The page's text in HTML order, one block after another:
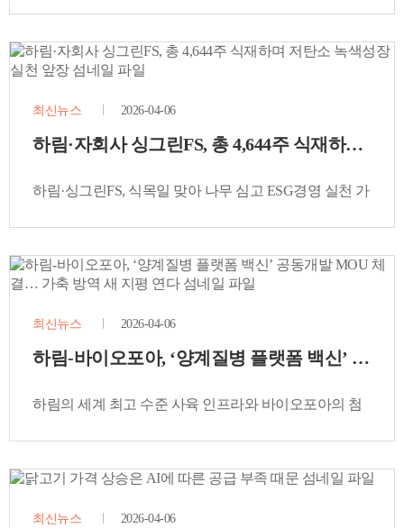
최신뉴스 2026-04-06
하림·자회사 싱그린FS, 총 4,644주 식재하며 저
하림·싱그린FS, 식목일 맞아 나무 심고 ESG경영 실천 가
최신뉴스 2026-04-06
하림-바이오포아, ‘양계질병 플랫폼 백신’ 공
하림의 세계 최고 수준 사육 인프라와 바이오포아의 첨
최신뉴스 2026-04-06